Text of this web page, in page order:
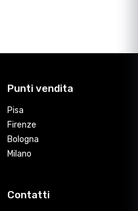
Punti vendita
Pisa
Firenze
Bologna
Milano
Contatti